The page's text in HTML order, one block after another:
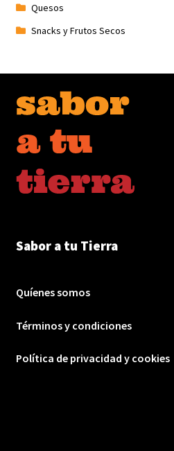
Quesos
Snacks y Frutos Secos
Sabor a tu Tierra
Quíenes somos
Términos y condiciones
Política de privacidad y cookies